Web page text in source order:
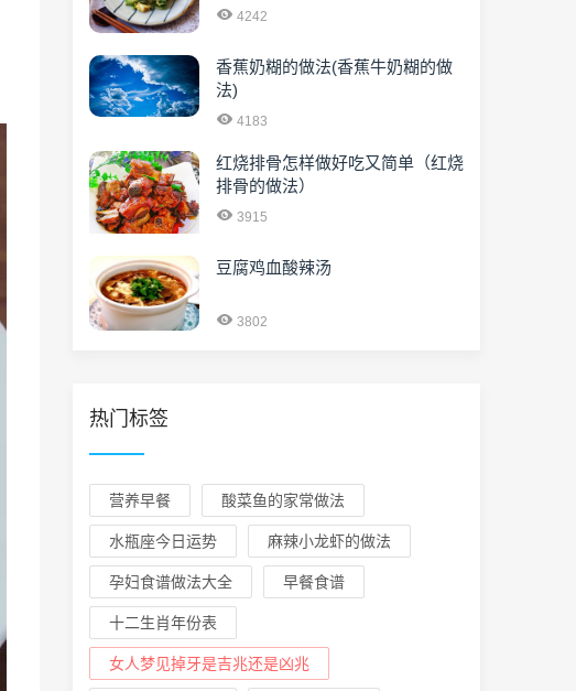
4242
香蕉奶糊的做法(香蕉牛奶糊的做
法)
4183
红烧排骨怎样做好吃又简单（红烧
排骨的做法）
3915
豆腐鸡血酸辣汤
3802
热门标签
营养早餐 酸菜鱼的家常做法
水瓶座今日运势 麻辣小龙虾的做法
孕妇食谱做法大全 早餐食谱
十二生肖年份表
女人梦见掉牙是吉兆还是凶兆